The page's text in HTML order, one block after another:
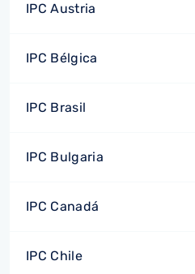
IPC Austria
IPC Bélgica
IPC Brasil
IPC Bulgaria
IPC Canadá
IPC Chile